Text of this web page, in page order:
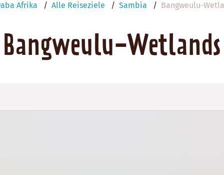
Afrika Alle Reiseziele Sambia Bangweulu-
Bangweulu-Wetlands